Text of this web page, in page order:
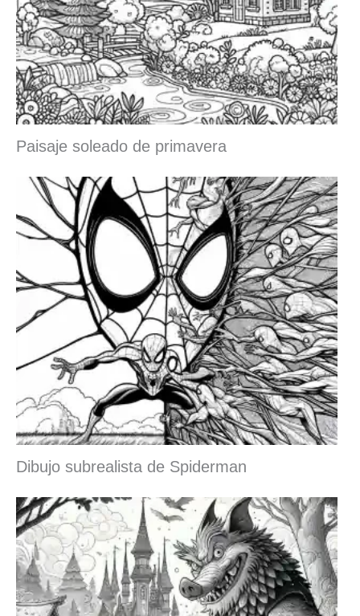
Paisaje soleado de primavera
Dibujo subrealista de Spiderman